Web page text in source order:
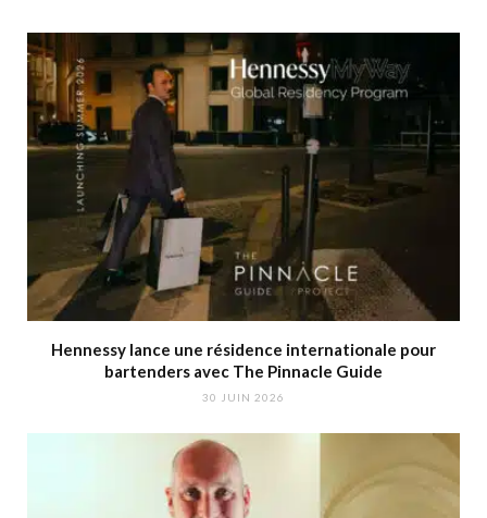
Hennessy lance une résidence internationale pour
bartenders avec The Pinnacle Guide
30 JUIN 2026